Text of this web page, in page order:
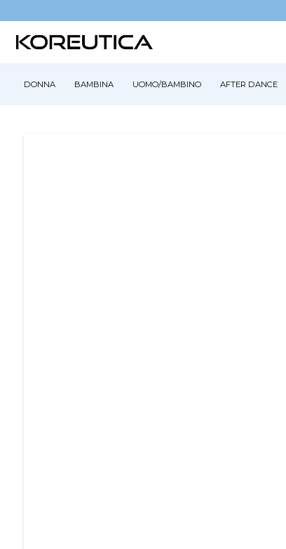
DONNA BAMBINA UOMO/BAMBINO AFTER DANCE